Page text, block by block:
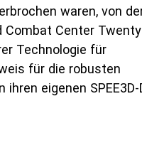
waren, von
Center
Technologie für
für die robusten
eigenen SPEE3D-